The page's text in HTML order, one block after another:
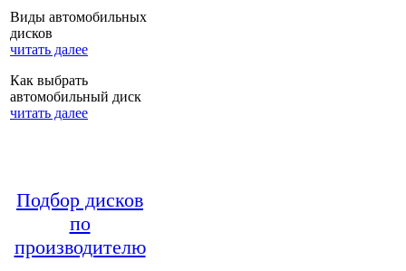
Виды автомобильных
дисков
читать далее
Как выбрать
автомобильный диск
читать далее
Подбор дисков
по
производителю